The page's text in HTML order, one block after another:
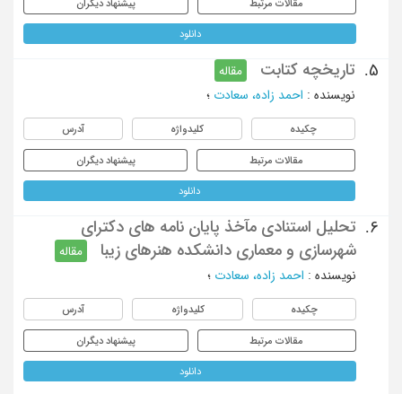
مقالات مرتبط پیشنهاد دیگران
دانلود
5. تاریخچه کتابت
مقاله
نویسنده : احمد زاده، سعادت ؛
چکیده کلیدواژه آدرس
مقالات مرتبط پیشنهاد دیگران
دانلود
6.
تحلیل استنادی مآخذ پایان نامه های دکترای
شهرسازی و معماری دانشکده هنرهای زیبا
مقاله
نویسنده : احمد زاده، سعادت ؛
چکیده کلیدواژه آدرس
مقالات مرتبط پیشنهاد دیگران
دانلود